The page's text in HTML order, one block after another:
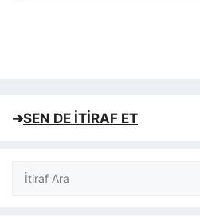
➔SEN DE İTİRAF ET
Ara